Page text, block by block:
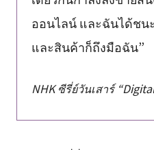
ออนไลน์ และฉันได้ช
และสินค้าก็ถึงมือฉัน”
NHK ซีรี่ย์วันเสาร์